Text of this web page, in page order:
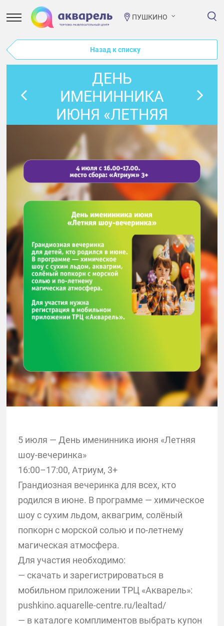
ПУШКИНО
Назад к списку
ДЕНЬ
ИМЕНИННИКА
ИЮНЯ «ЛЕТНЯЯ
ШОУ-ВЕЧЕРИНКА»
5 июля — День именинника июня «Летняя
шоу-вечеринка»
16:00–17:00, Атриум, 3+
Грандиозная вечеринка для всех, кто
родился в июне. В программе — химическое
шоу с сухим льдом, аквагрим, солёный
попкорн с морской солью и по-летнему
магическая атмосфера.
Для участия необходимо:
— скачать и зарегистрироваться в
мобильном приложении ТРЦ «Акварель»:
pushkino.aquarelle-centre.ru/lealtad/
— в каталоге комплиментов выбрать купон